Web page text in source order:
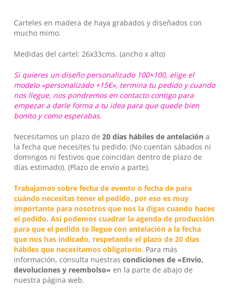
No hay productos en el carrito.
Carteles en madera de haya grabados y diseñados con
mucho mimo.
Medidas del cartel: 26x33cms. (ancho x alto)
Si quieres un diseño personalizado 100×100, elige el
modelo «personalizado +15€», termina tu pedido y cuando
nos llegue, nos pondremos en contacto contigo para
empezar a darle forma a tu idea para que quede bien
bonito y como esperabas.
Necesitamos un plazo de 20 días hábiles de antelacióna
la fecha que necesites tu pedido. (No cuentan sábados ni
domingos ni festivos que coincidan dentro de plazo de
días estimado). (Plazo de envío a parte).
Trabajamos sobre fecha de evento o fecha de para
cuándo necesitas tener el pedido, por eso es muy
importante para nosotros que nos la digas cuando haces
el pedido. Así podemos cuadrar la agenda de producción
para que el pedido te llegue con antelación a la fecha
que nos has indicado, respetando el plazo de 20 días
hábiles que necesitamos obligatorio. Para más
información, consulta nuestras condiciones de «Envío,
devoluciones y reembolso» en la parte de abajo de
nuestra página web.